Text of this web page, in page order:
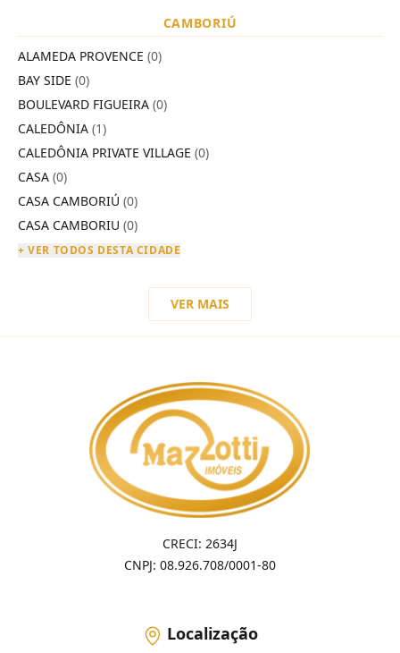
CAMBORIÚ
ALAMEDA PROVENCE (0)
BAY SIDE (0)
BOULEVARD FIGUEIRA (0)
CALEDÔNIA (1)
CALEDÔNIA PRIVATE VILLAGE (0)
CASA (0)
CASA CAMBORIÚ (0)
CASA CAMBORIU (0)
+ VER TODOS DESTA CIDADE
VER MAIS
CRECI: 2634J
CNPJ: 08.926.708/0001-80
Localização